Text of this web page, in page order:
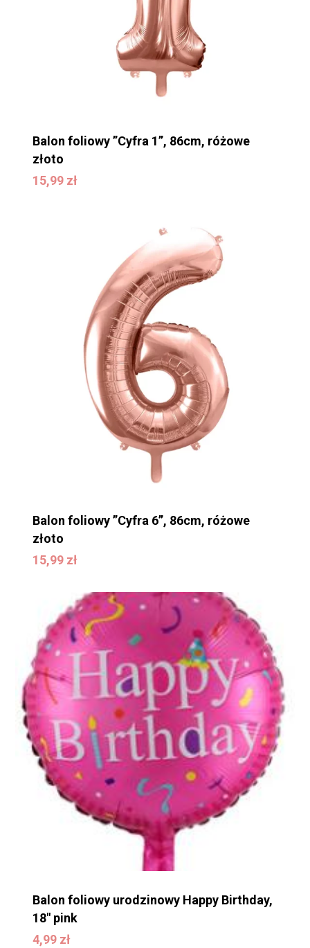
Balon foliowy ”Cyfra 1”, 86cm, różowe
złoto
15,99 zł
15,99
Balon foliowy ”Cyfra 6”, 86cm, różowe
złoto
15,99 zł
15,99
Balon foliowy urodzinowy Happy Birthday,
18″ pink
4,99 zł